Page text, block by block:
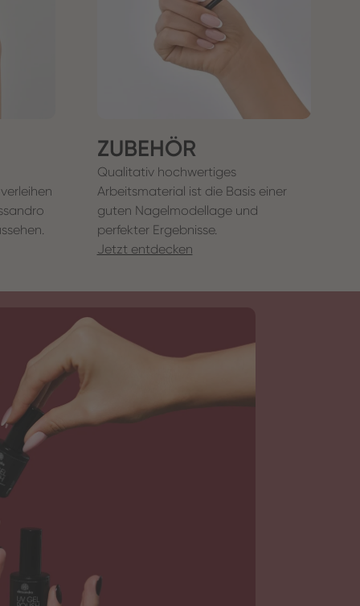
ZUBEHÖR
Qualitativ hochwertiges
Arbeitsmaterial ist die Basis einer
guten Nagelmodellage und
perfekter Ergebnisse.
Jetzt entdecken